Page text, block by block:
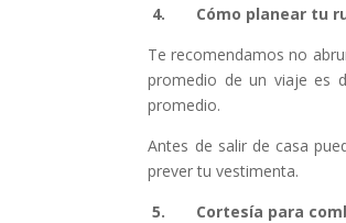
4. Cómo planear tu
Te recomendamos no
promedio de un viaje es
promedio.
Antes de salir de casa
prever tu vestimenta.
5. Cortesía para